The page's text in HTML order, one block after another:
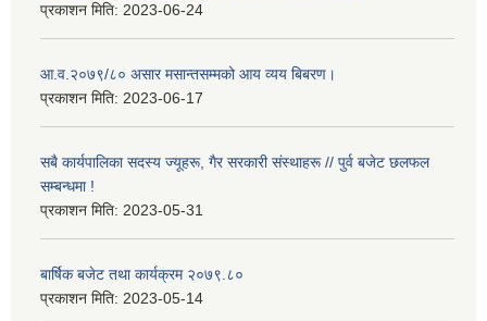
प्रकाशन मिति: 2023-06-24
आ.व.२०७९/८० असार मसान्तसम्मको आय व्यय बिबरण।
प्रकाशन मिति: 2023-06-17
सबै कार्यपालिका सदस्य ज्यूहरू, गैर सरकारी संस्थाहरू // पुर्व बजेट छलफल
सम्बन्धमा !
प्रकाशन मिति: 2023-05-31
बार्षिक बजेट तथा कार्यक्रम २०७९.८०
प्रकाशन मिति: 2023-05-14